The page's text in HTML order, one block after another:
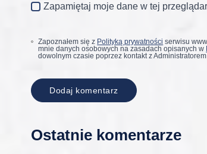
Zapamiętaj moje dane w tej
Zapoznałem się z Polityką prywatności serwisu
mnie danych osobowych na zasadach opisanych w
dowolnym czasie poprzez kontakt z
Ostatnie komentarze